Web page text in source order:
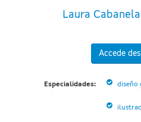
Laura
Accede
Especialidades: diseño